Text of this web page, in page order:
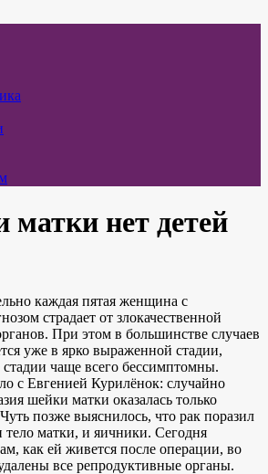
нет детей
каждая пятая женщина с
страдает от злокачественной
При этом в большинстве случаев
уже в ярко выраженной стадии,
стадии чаще всего бессимптомны.
с Евгенией Курилёнок: случайно
шейки матки оказалась только
позже выяснилось, что рак поразил
тело матки, и яичники. Сегодня
как ей живется после операции, во
все репродуктивные органы.